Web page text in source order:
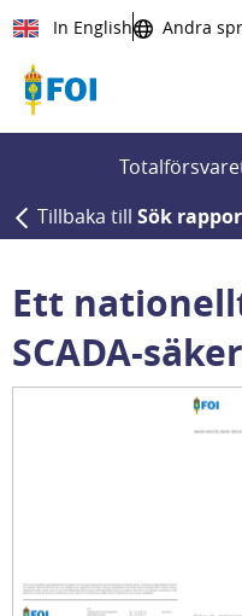
Till innehållet
In English Andra
Tillbaka till Sök
Ett
SCADA-